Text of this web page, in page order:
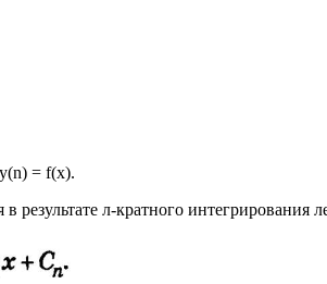
= f(х).
л-кратного интегрирования